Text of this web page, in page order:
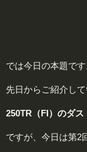
では今日の本題です
先日からご紹介して
250TR（FI）のダス
ですが、今日は第2